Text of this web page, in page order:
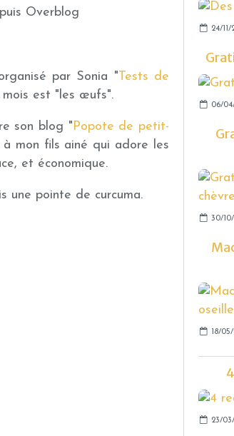
Overblog
par Sonia "Tests de
est "les œufs".
son blog "Popote de petit-
mon fils ainé qui adore les
et économique.
une pointe de curcuma.
24/11/
06/04/
30/
18/
23/